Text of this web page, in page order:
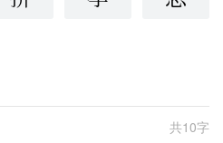
共10字